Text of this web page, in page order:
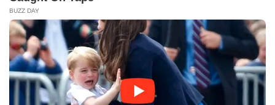
Tentang Katadata Advertising
Pedoman Media Siber
Kebijakan Privasi
Disclaimer
Hubungi Kami
©2026 Katadata. Hak cipta dilindungi Undang-undang.